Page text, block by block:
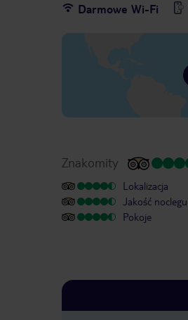
Darmowe Wi-Fi
Znakomity
Lokalizacja
Jakość noclegu
Pokoje